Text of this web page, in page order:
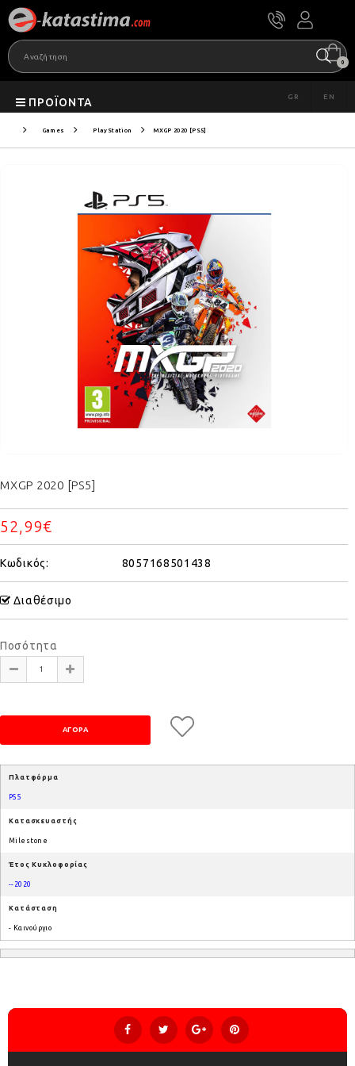
0
ΠΡΟΪΌΝΤΑ GR EN
Games PlayStation MXGP 2020 [PS5]
MXGP 2020 [PS5]
52,99€
Κωδικός: 8057168501438
Διαθέσιμο
Ποσότητα
Πλατφόρμα
PS5
Κατασκευαστής
Milestone
Έτος Κυκλοφορίας
--2020
Κατάσταση
- Καινούργιο